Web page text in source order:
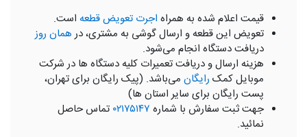
قیمت اعلام شده به همراه اجرت تعویض قطعه است.
تعویض این قطعه و ارسال گوشی به مشتری، درهمان روز
دریافت دستگاه انجام می‌شود.
هزینه ارسال و دریافت تعمیرات کلیه دستگاه ها در شرکت
موبایل کمک رایگان می‌باشد. (پیک رایگان برای تهران،
پست رایگان برای سایر استان ها)
جهت ثبت سفارش با شماره ۰۲۱۷۵۱۴۷ تماس حاصل
نمائید.